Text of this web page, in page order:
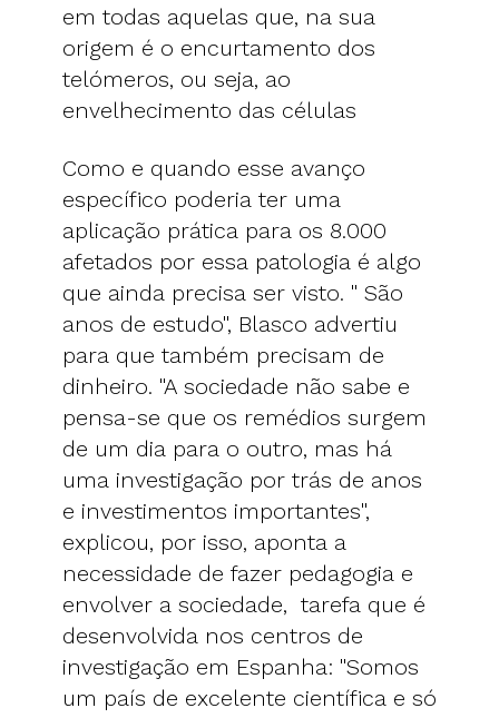
em todas aquelas que, na sua
origem é o encurtamento dos
telómeros, ou seja, ao
envelhecimento das células
Como e quando esse avanço
específico poderia ter uma
aplicação prática para os 8.000
afetados por essa patologia é algo
que ainda precisa ser visto. " São
anos de estudo", Blasco advertiu
para que também precisam de
dinheiro. "A sociedade não sabe e
pensa-se que os remédios surgem
de um dia para o outro, mas há
uma investigação por trás de anos
e investimentos importantes",
explicou, por isso, aponta a
necessidade de fazer pedagogia e
envolver a sociedade, tarefa que é
desenvolvida nos centros de
investigação em Espanha: "Somos
um país de excelente científica e só